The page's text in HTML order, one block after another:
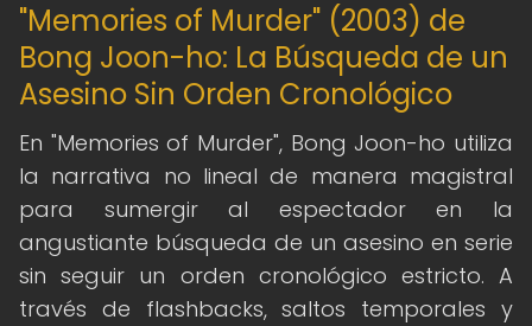
"Memories of Murder" (2003) de
Bong Joon-ho: La Búsqueda de un
Asesino Sin Orden Cronológico
En "Memories of Murder", Bong Joon-ho utiliza
la narrativa no lineal de manera magistral
para sumergir al espectador en la
angustiante búsqueda de un asesino en serie
sin seguir un orden cronológico estricto. A
través de flashbacks, saltos temporales y